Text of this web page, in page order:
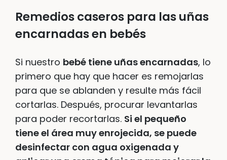
Remedios caseros para las uñas
encarnadas en bebés
Si nuestro bebé tiene uñas encarnadas, lo
primero que hay que hacer es remojarlas
para que se ablanden y resulte más fácil
cortarlas. Después, procurar levantarlas
para poder recortarlas. Si el pequeño
tiene el área muy enrojecida, se puede
desinfectar con agua oxigenada y